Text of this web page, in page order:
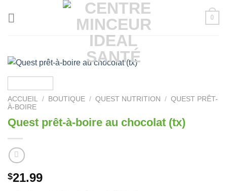
0
ACCUEIL / BOUTIQUE / QUEST NUTRITION / QUEST PRÊT-
À-BOIRE
Quest prêt-à-boire au chocolat (tx)
$21.99